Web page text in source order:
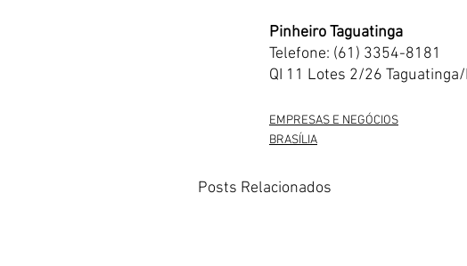
Pinheiro Taguatinga
Telefone: (61) 3354-8181
QI 11 Lotes 2/26 Taguatinga/
EMPRESAS E NEGÓCIOS
BRASÍLIA
Posts Relacionados